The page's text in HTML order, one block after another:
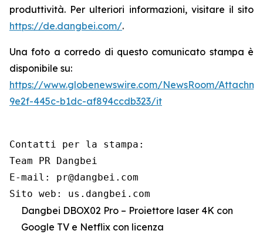
produttività. Per ulteriori informazioni, visitare il sito
https://de.dangbei.com/.
Una foto a corredo di questo comunicato stampa è
disponibile su:
https://www.globenewswire.com/NewsRoom/
9e2f-445c-b1dc-af894ccdb323/it
Contatti per la stampa:
Team PR Dangbei
E-mail: pr@dangbei.com
Sito web: us.dangbei.com
Dangbei DBOX02 Pro – Proiettore laser 4K con
Google TV e Netflix con licenza